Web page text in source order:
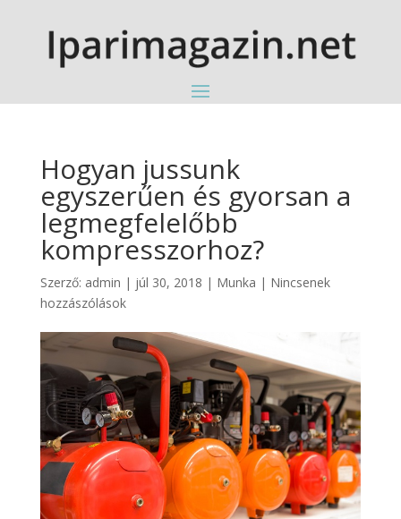
Hogyan jussunk
egyszerűen és gyorsan a
legmegfelelőbb
kompresszorhoz?
Szerző: admin | júl 30, 2018 | Munka | Nincsenek
hozzászólások